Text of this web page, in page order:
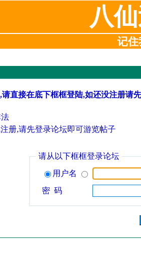
八
记住
直接在底下框框登陆,如还没注册请
册,请先登录论坛即可游览帖子
请从以下框框登录论坛
用户名
密 码